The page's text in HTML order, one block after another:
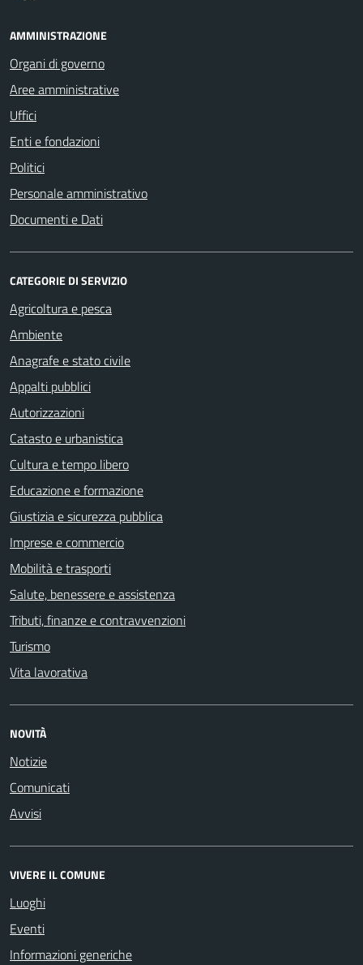
AMMINISTRAZIONE
Organi di governo
Aree amministrative
Uffici
Enti e fondazioni
Politici
Personale amministrativo
Documenti e Dati
CATEGORIE DI SERVIZIO
Agricoltura e pesca
Ambiente
Anagrafe e stato civile
Appalti pubblici
Autorizzazioni
Catasto e urbanistica
Cultura e tempo libero
Educazione e formazione
Giustizia e sicurezza pubblica
Imprese e commercio
Mobilità e trasporti
Salute, benessere e assistenza
Tributi, finanze e contravvenzioni
Turismo
Vita lavorativa
NOVITÀ
Notizie
Comunicati
Avvisi
VIVERE IL COMUNE
Luoghi
Eventi
Informazioni generiche